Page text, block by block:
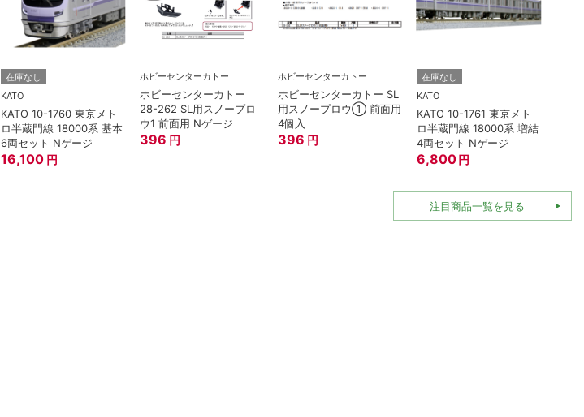
在庫なし
KATO
KATO 10-1760 東京メト
ロ半蔵門線 18000系 基本
6両セット Nゲージ
16,100 円
ホビーセンターカトー
ホビーセンターカトー
28-262 SL用スノープロ
ウ1 前面用 Nゲージ
396 円
ホビーセンターカトー
ホビーセンターカトー SL
用スノープロウ① 前面用
4個入
396 円
在庫なし
KATO
KATO 10-1761 東京メト
ロ半蔵門線 18000系 増結
4両セット Nゲージ
6,800 円
注目商品一覧を見る